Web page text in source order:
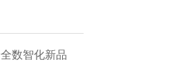
数智化新品